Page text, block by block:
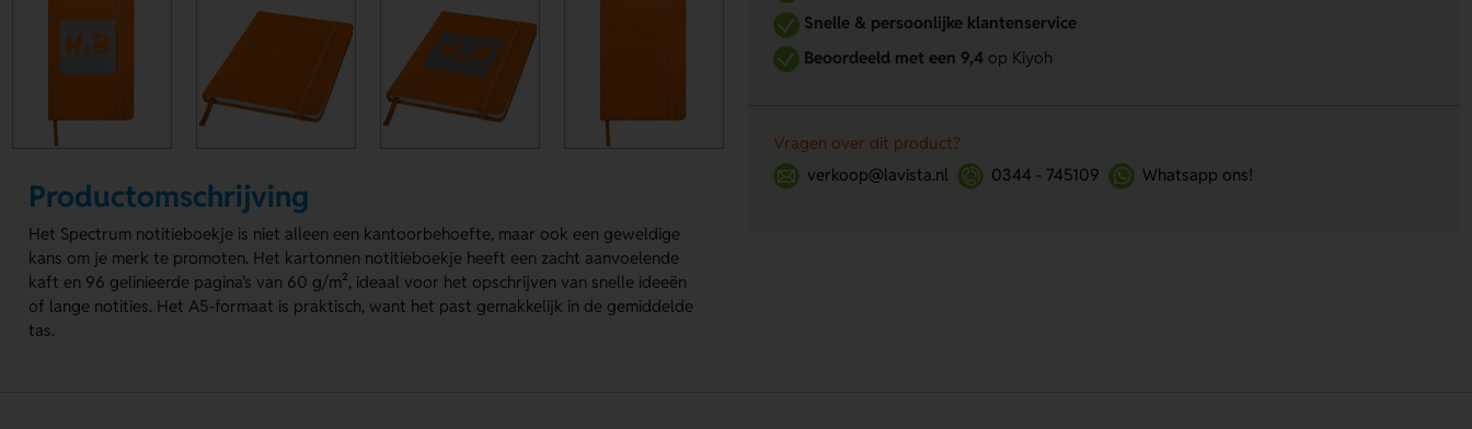
Productomschrijving
Het Spectrum notitieboekje is niet alleen een kantoorbehoefte, maar ook een geweldige
kans om je merk te promoten. Het kartonnen notitieboekje heeft een zacht aanvoelende
kaft en 96 gelinieerde pagina's van 60 g/m², ideaal voor het opschrijven van snelle ideeën
of lange notities. Het A5-formaat is praktisch, want het past gemakkelijk in de gemiddelde
tas.
Snelle & persoonlijke klantenservice
Beoordeeld met een 9,4op Kiyoh
Vragen over dit product?
verkoop@lavista.nl
0344 - 745109 Whatsapp ons!